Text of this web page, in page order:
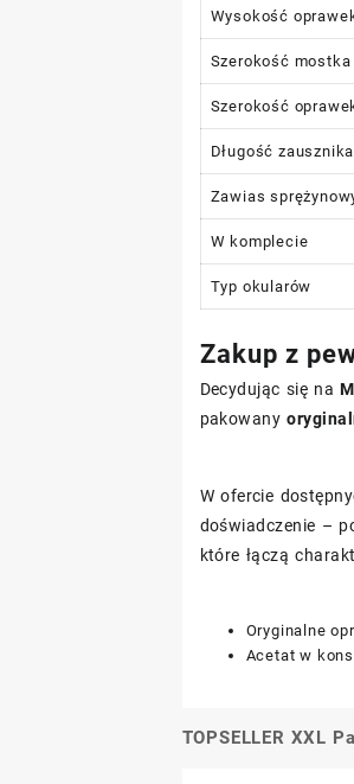
Wysokość
Szerokość mostka
Szerokość
Długość zausznika
Zawias
W komplecie
Typ okularów
Zakup z
Decydując się na
pakowany
W ofercie
doświadczenie –
które łączą
Oryginalne
Acetat w
Nawigacja
TOPSELLER XXL